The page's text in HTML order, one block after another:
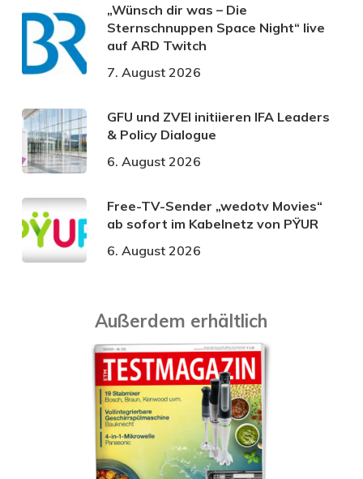
„Wünsch dir was – Die
Sternschnuppen Space Night“ live
auf ARD Twitch
7. August 2026
GFU und ZVEI initiieren IFA Leaders
& Policy Dialogue
6. August 2026
Free-TV-Sender „wedotv Movies“
ab sofort im Kabelnetz von PŸUR
6. August 2026
Außerdem erhältlich